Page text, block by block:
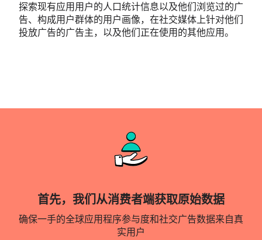
探索现有应用用户的人口统计信息以及他们浏览过的广
告、构成用户群体的用户画像，在社交媒体上针对他们
投放广告的广告主，以及他们正在使用的其他应用。
首先，我们从消费者端获取原始数据
确保一手的全球应用程序参与度和社交广告数据来自真
实用户